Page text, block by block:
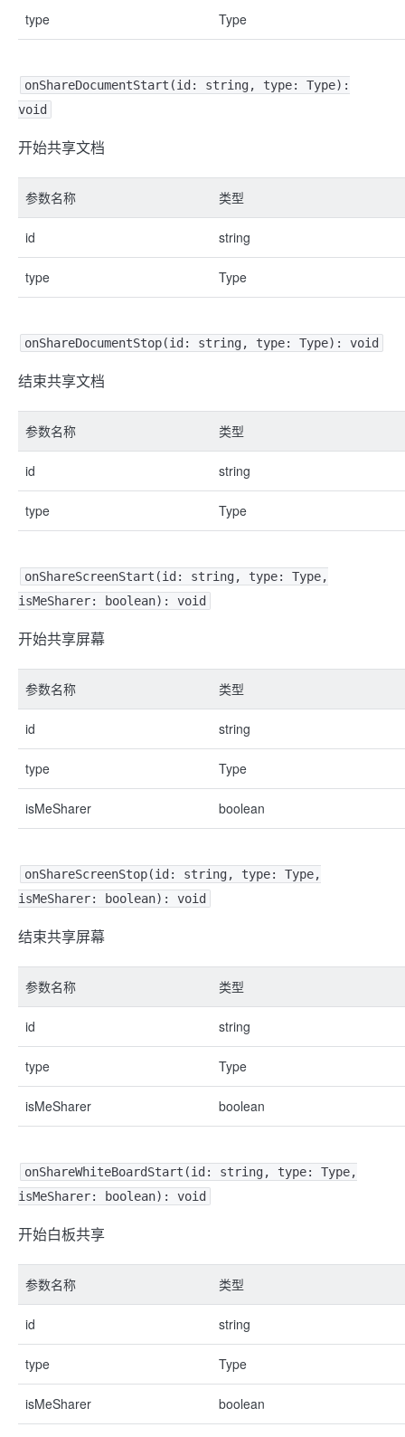
type Type
onShareDocumentStart(id: string, type: Type):
void
开始共享文档
参数名称 类型
id string
type Type
onShareDocumentStop(id: string, type: Type): void
结束共享文档
参数名称 类型
id string
type Type
onShareScreenStart(id: string, type: Type,
isMeSharer: boolean): void
开始共享屏幕
参数名称 类型
id string
type Type
isMeSharer boolean
onShareScreenStop(id: string, type: Type,
isMeSharer: boolean): void
结束共享屏幕
参数名称 类型
id string
type Type
isMeSharer boolean
onShareWhiteBoardStart(id: string, type: Type,
isMeSharer: boolean): void
开始白板共享
参数名称 类型
id string
type Type
isMeSharer boolean